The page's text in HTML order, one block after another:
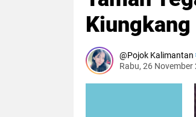
Kiungkang
Pojok Kalimantan
Rabu, 26